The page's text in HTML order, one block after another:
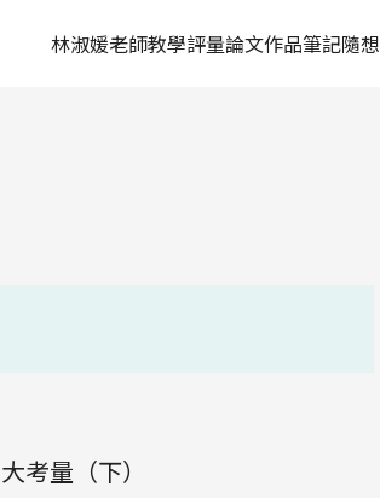
主導覽
林淑媛老師教學評量論文作品筆記隨想
考量（下）